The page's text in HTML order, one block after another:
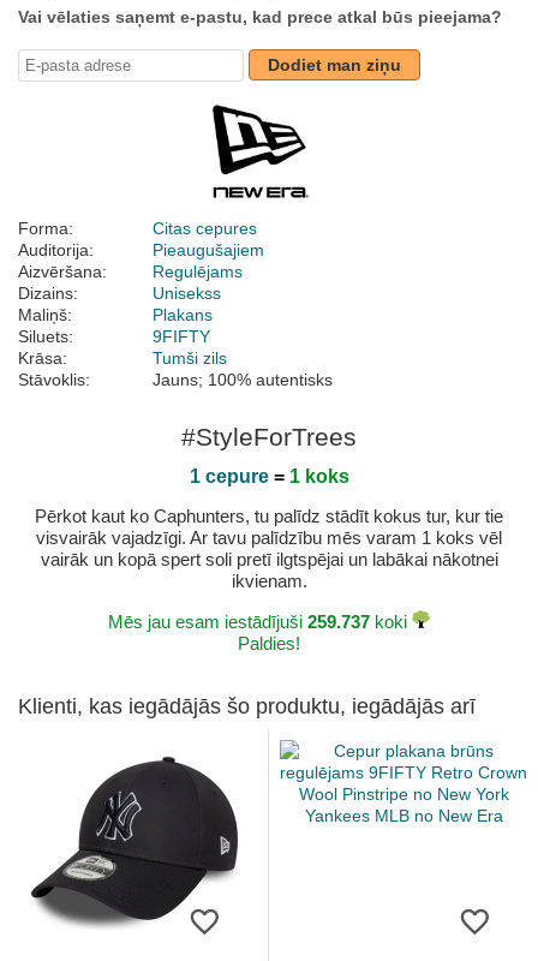
Vai vēlaties saņemt e-pastu, kad prece atkal būs pieejama?
Dodiet man ziņu
Forma:
Citas cepures
Auditorija:
Pieaugušajiem
Aizvēršana:
Regulējams
Dizains:
Unisekss
Maliņš:
Plakans
Siluets:
9FIFTY
Krāsa:
Tumši zils
Stāvoklis:
Jauns; 100% autentisks
#StyleForTrees
1 cepure= 1 koks
Pērkot kaut ko Caphunters, tu palīdz stādīt kokus tur, kur tie
visvairāk vajadzīgi. Ar tavu palīdzību mēs varam 1 koks vēl
vairāk un kopā spert soli pretī ilgtspējai un labākai nākotnei
ikvienam.
Mēs jau esam iestādījuši 259.737 koki
Paldies!
Klienti, kas iegādājās šo produktu, iegādājās arī